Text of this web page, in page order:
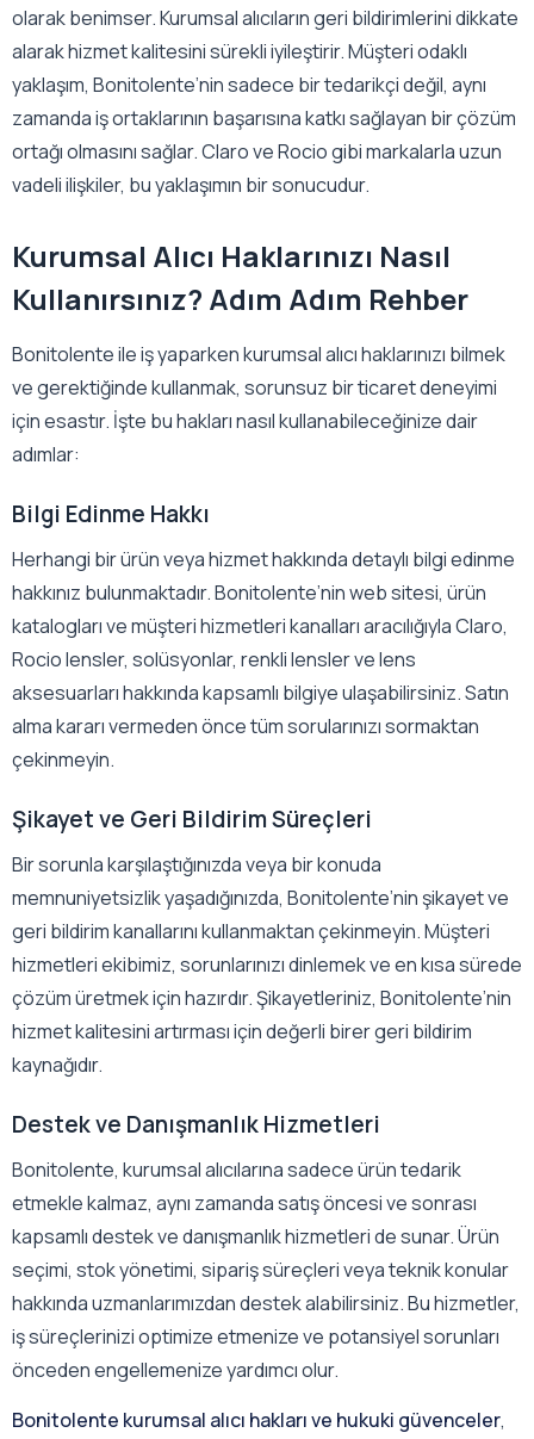
olarak benimser. Kurumsal alıcıların geri bildirimlerini dikkate
alarak hizmet kalitesini sürekli iyileştirir. Müşteri odaklı
yaklaşım, Bonitolente’nin sadece bir tedarikçi değil, aynı
zamanda iş ortaklarının başarısına katkı sağlayan bir çözüm
ortağı olmasını sağlar. Claro ve Rocio gibi markalarla uzun
vadeli ilişkiler, bu yaklaşımın bir sonucudur.
Kurumsal Alıcı Haklarınızı Nasıl
Kullanırsınız? Adım Adım Rehber
Bonitolente ile iş yaparken kurumsal alıcı haklarınızı bilmek
ve gerektiğinde kullanmak, sorunsuz bir ticaret deneyimi
için esastır. İşte bu hakları nasıl kullanabileceğinize dair
adımlar:
Bilgi Edinme Hakkı
Herhangi bir ürün veya hizmet hakkında detaylı bilgi edinme
hakkınız bulunmaktadır. Bonitolente’nin web sitesi, ürün
katalogları ve müşteri hizmetleri kanalları aracılığıyla Claro,
Rocio lensler, solüsyonlar, renkli lensler ve lens
aksesuarları hakkında kapsamlı bilgiye ulaşabilirsiniz. Satın
alma kararı vermeden önce tüm sorularınızı sormaktan
çekinmeyin.
Şikayet ve Geri Bildirim Süreçleri
Bir sorunla karşılaştığınızda veya bir konuda
memnuniyetsizlik yaşadığınızda, Bonitolente’nin şikayet ve
geri bildirim kanallarını kullanmaktan çekinmeyin. Müşteri
hizmetleri ekibimiz, sorunlarınızı dinlemek ve en kısa sürede
çözüm üretmek için hazırdır. Şikayetleriniz, Bonitolente’nin
hizmet kalitesini artırması için değerli birer geri bildirim
kaynağıdır.
Destek ve Danışmanlık Hizmetleri
Bonitolente, kurumsal alıcılarına sadece ürün tedarik
etmekle kalmaz, aynı zamanda satış öncesi ve sonrası
kapsamlı destek ve danışmanlık hizmetleri de sunar. Ürün
seçimi, stok yönetimi, sipariş süreçleri veya teknik konular
hakkında uzmanlarımızdan destek alabilirsiniz. Bu hizmetler,
iş süreçlerinizi optimize etmenize ve potansiyel sorunları
önceden engellemenize yardımcı olur.
Bonitolente kurumsal alıcı hakları ve hukuki güvenceler,